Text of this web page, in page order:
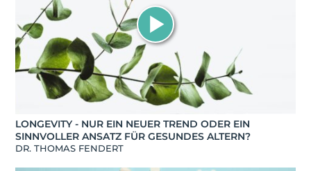
LONGEVITY - NUR EIN NEUER TREND ODER EIN
SINNVOLLER ANSATZ FÜR GESUNDES ALTERN?
DR. THOMAS FENDERT